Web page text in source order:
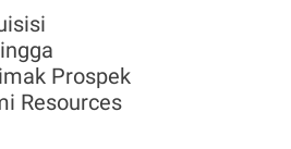
Prospek
Resources